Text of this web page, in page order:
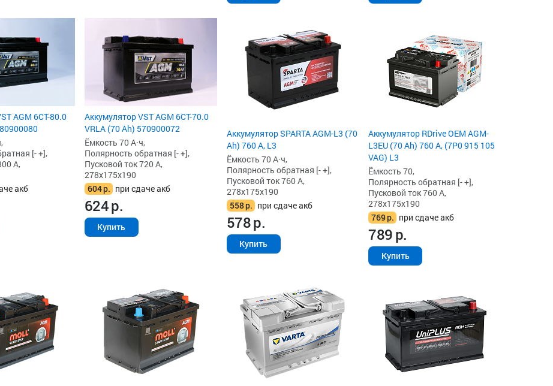
AGM 6СТ-80.0
[- +],
А,
акб
Аккумулятор VST AGM 6СТ-70.0
VRLA (70 Ah) 570900072
Ёмкость 70 А·ч,
Полярность обратная [- +],
Пусковой ток 720 А,
278x175x190
604р. при сдаче акб
624р.
Купить
Аккумулятор SPARTA AGM-L3 (70
Ah) 760 А, L3
Ёмкость 70 А·ч,
Полярность обратная [- +],
Пусковой ток 760 А,
278x175x190
558р. при сдаче акб
578р.
Купить
Аккумулятор RDrive OEM AGM-
L3EU (70 Ah) 760 А, (7P0 915 105
VAG) L3
Ёмкость 70,
Полярность обратная [- +],
Пусковой ток 760 А,
278x175x190
769р. при сдаче акб
789р.
Купить